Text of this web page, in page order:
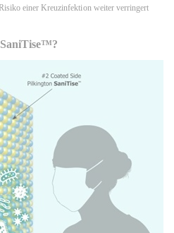
einer Kreuzinfektion weiter verringert
SaniTise™?